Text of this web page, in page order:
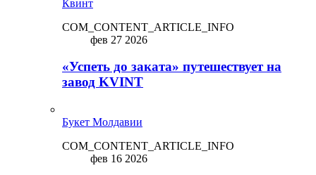
Квинт
COM_CONTENT_ARTICLE_INFO
фев 27 2026
«Успеть до заката» путешествует на
завод KVINT
Букет Молдавии
COM_CONTENT_ARTICLE_INFO
фев 16 2026